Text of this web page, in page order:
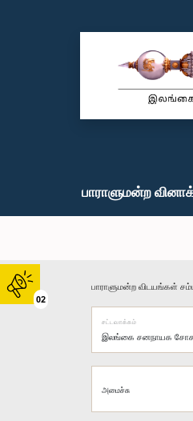
02
பாராளுமன்ற
பாராளுமன்ற விடயங்கள்
சட்டவாக்கம்
அமைச்சு